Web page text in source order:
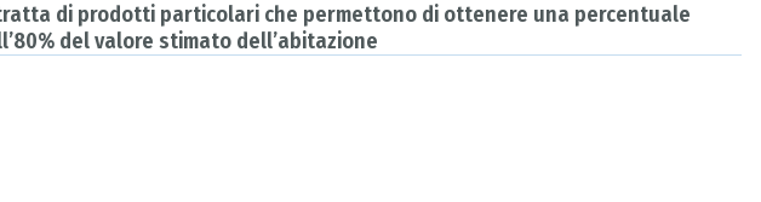
di prodotti particolari che permettono di ottenere una percentuale
del valore stimato dell’abitazione